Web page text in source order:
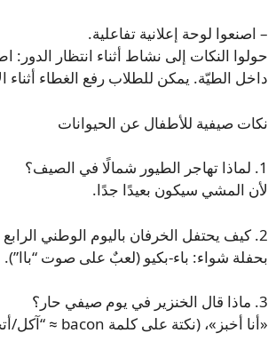
– اصنعوا لوحة إعلانية تفاعلية.
حولوا النكات إلى نشاط أثناء انتظار الدور:
داخل الطيّة. يمكن للطلاب رفع الغطاء أثناء
نكات صيفية للأطفال عن الحيوانات
1. لماذا تهاجر الطيور شمالًا في الصيف؟
لأن المشي سيكون بعيدًا جدًا.
2. كيف يحتفل الخرفان باليوم الوطني الرابع من يوليو؟
بحفلة شواء: باء-بكيو (لعبٌ على صوت “باا”).
3. ماذا قال الخنزير في يوم صيفي حار؟
«أنا أخبز»، (نكتة على كلمة bacon ≈ “آكل/أتحمّص”).